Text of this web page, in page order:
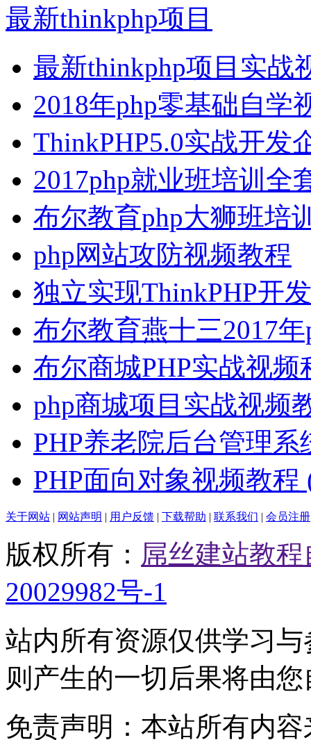
最新thinkphp项目
最新thinkphp项目实战
2018年php零基础自学
ThinkPHP5.0实战开发
2017php就业班培训全
布尔教育php大狮班培
php网站攻防视频教程
独立实现ThinkPHP开
布尔教育燕十三2017年
布尔商城PHP实战视频
php商城项目实战视频
PHP养老院后台管理系
PHP面向对象视频教程
关于网站 | 网站声明 | 用户反馈 | 下载帮助 | 联系我们 | 会员注册
版权所有： 屌丝建站教
20029982号-1
站内所有资源仅供学习
则产生的一切后果将由
免责声明：本站所有内